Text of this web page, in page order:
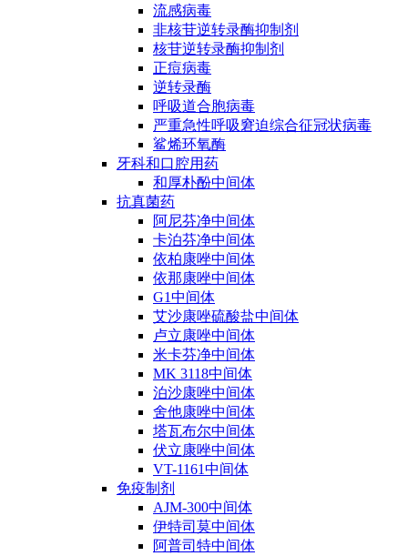
流感病毒
非核苷逆转录酶抑制剂
核苷逆转录酶抑制剂
正痘病毒
逆转录酶
呼吸道合胞病毒
严重急性呼吸窘迫综合征冠状病毒
鲨烯环氧酶
牙科和口腔用药
和厚朴酚中间体
抗真菌药
阿尼芬净中间体
卡泊芬净中间体
依柏康唑中间体
依那康唑中间体
G1中间体
艾沙康唑硫酸盐中间体
卢立康唑中间体
米卡芬净中间体
MK 3118中间体
泊沙康唑中间体
舍他康唑中间体
塔瓦布尔中间体
伏立康唑中间体
VT-1161中间体
免疫制剂
AJM-300中间体
伊特司莫中间体
阿普司特中间体